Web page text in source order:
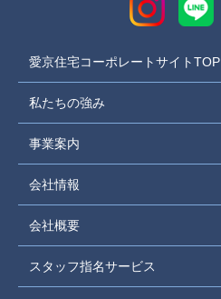
愛京住宅コーポレートサイトTOP
私たちの強み
事業案内
会社情報
会社概要
スタッフ指名サービス